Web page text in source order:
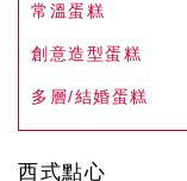
常溫蛋糕
創意造型蛋糕
多層/結婚蛋糕
西式點心